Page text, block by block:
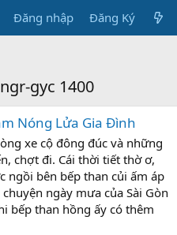
Đăng nhập Đăng Ký
gyc 1400
Nóng Lửa Gia Đình
xe cộ đông đúc và những
chợt đi. Cái thời tiết thờ ơ,
ngồi bên bếp than củi ấm áp
ngày mưa của Sài Gòn
bếp than hồng ấy có thêm